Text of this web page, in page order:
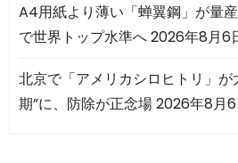
A4用紙より薄い「蝉翼鋼」が量
で世界トップ水準へ2026年8月6
北京で「アメリカシロヒトリ」
期”に、防除が正念場2026年8月6